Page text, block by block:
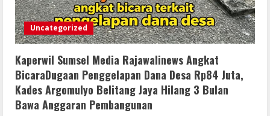
Uncategorized
Kaperwil Sumsel Media Rajawalinews Angkat
BicaraDugaan Penggelapan Dana Desa Rp84 Juta,
Kades Argomulyo Belitang Jaya Hilang 3 Bulan
Bawa Anggaran Pembangunan